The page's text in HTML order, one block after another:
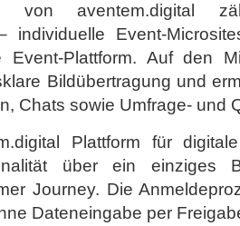
von
individuelle Event-
Plattform. Auf den
Bildübertragung und
Chats sowie Umfrage- und
Plattform für
über ein einziges
Journey. Die
Dateneingabe per